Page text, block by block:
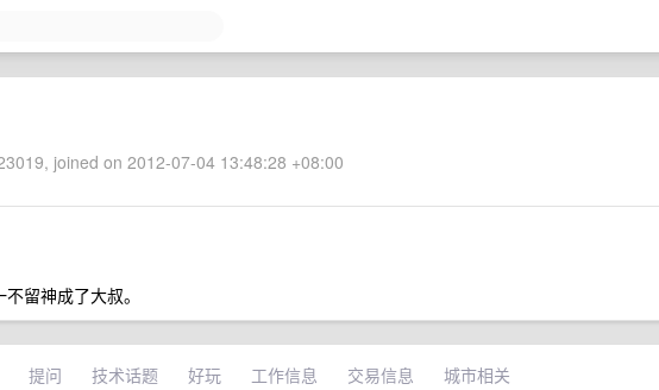
joined on 2012-07-04 13:48:28 +08:00
留神成了大叔。
提问 技术话题 好玩 工作信息 交易信息 城市相关